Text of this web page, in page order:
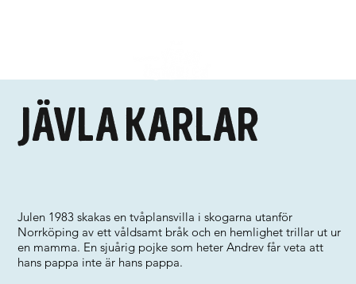
Jävla karlar
Julen 1983 skakas en tvåplansvilla i skogarna utanför
Norrköping av ett våldsamt bråk och en hemlighet trillar ut ur
en mamma. En sjuårig pojke som heter Andrev får veta att
hans pappa inte är hans pappa.